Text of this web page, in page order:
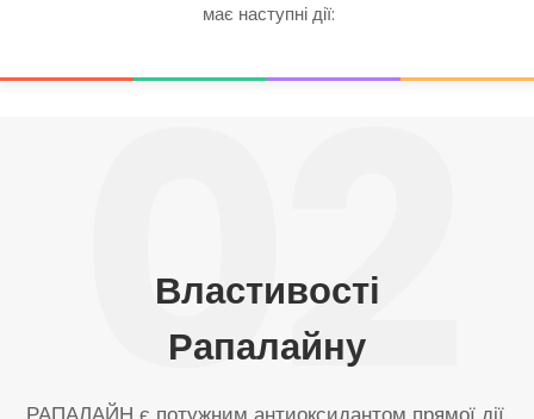
має наступні дії:
02
Властивості
Рапалайну